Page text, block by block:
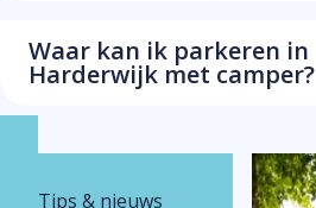
Waar kan ik parkeren in
Harderwijk met camper?
Tips & nieuws